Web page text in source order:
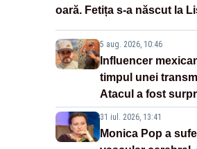
oară. Fetița s-a născut la
5 aug. 2026, 10:46
Influencer
timpul unei
Atacul a fost
31 iul. 2026, 13:41
Monica Pop a